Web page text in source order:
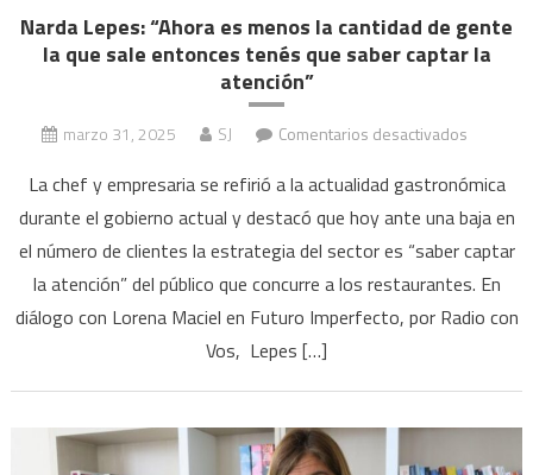
Narda Lepes: “Ahora es menos la cantidad de gente
la que sale entonces tenés que saber captar la
atención”
marzo 31, 2025 SJ Comentarios desactivados
Lepes:
“Ahora
es
menos
la
gente
la
que
La chef y empresaria se refirió a la actualidad gastronómica
durante el gobierno actual y destacó que hoy ante una baja en
el número de clientes la estrategia del sector es “saber captar
la atención” del público que concurre a los restaurantes. En
diálogo con Lorena Maciel en Futuro Imperfecto, por Radio con
Vos, Lepes […]